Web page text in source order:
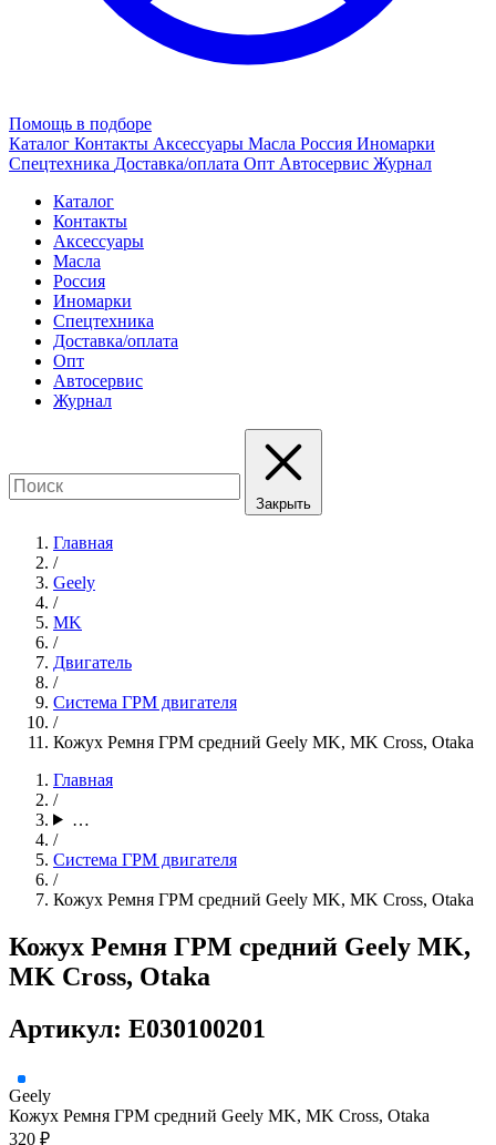
Помощь в подборе
Каталог Контакты Аксессуары Масла Россия Иномарки
Спецтехника Доставка/оплата Опт Автосервис Журнал
Каталог
Контакты
Аксессуары
Масла
Россия
Иномарки
Спецтехника
Доставка/оплата
Опт
Автосервис
Журнал
Закрыть
Главная
/
Geely
/
MK
/
Двигатель
/
Система ГРМ двигателя
/
Кожух Ремня ГРМ средний Geely MK, MK Cross, Otaka
Главная
/
…
/
Система ГРМ двигателя
/
Кожух Ремня ГРМ средний Geely MK, MK Cross, Otaka
Кожух Ремня ГРМ средний Geely MK,
MK Cross, Otaka
Артикул: E030100201
Geely
Кожух Ремня ГРМ средний Geely MK, MK Cross, Otaka
320 ₽